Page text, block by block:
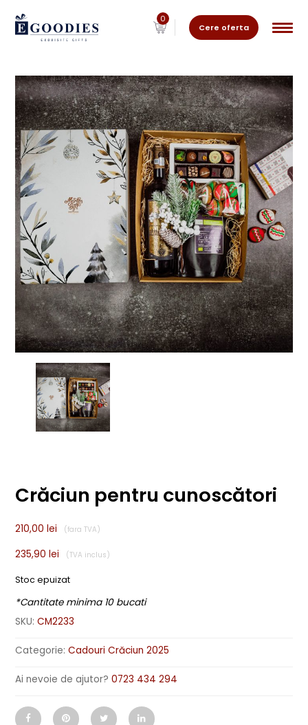
Cere oferta
0
Crăciun pentru cunoscători
210,00lei
235,90lei
Stoc epuizat
*Cantitate minima 10 bucati
SKU:CM2233
Categorie:Cadouri Crăciun 2025
Ai nevoie de ajutor?0723 434 294